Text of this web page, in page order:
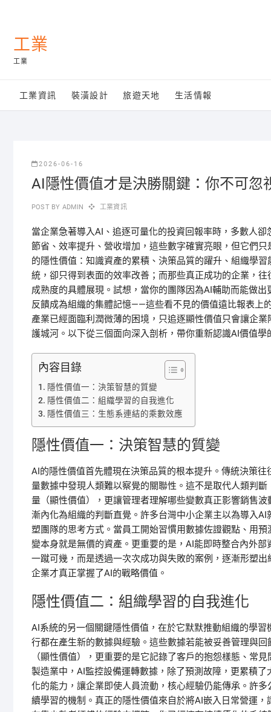
content工業
工業
工業資訊 裝潢設計 旅遊天地 生活情報
2026-06-16
AI隱性價值才是決勝關鍵：你不可忽
POST BY ADMIN 工業資訊
當企業急著導入AI、追逐可量化的投資回報率時，多數人
節省、效率提升、營收增加，這些數字確實亮眼，但它們
的隱性價值：知識資產的累積、決策品質的躍升、組織學
統，卻只得到表面的效率改善；而那些真正成功的企業，
成熟度的具體展現。試想，當你的團隊因為AI輔助而能做
反饋成為組織的集體記憶——這些看不見的價值遠比報表上
產業已經面臨利潤微薄的困境，只追逐顯性價值只會讓企
護城河。以下從三個面向深入剖析，帶你重新認識AI價值學
內容目錄
隱性價值一：決策智慧的質變
隱性價值二：組織學習的自我進化
隱性價值三：生態系連結的乘數效應
隱性價值一：決策智慧的質變
AI的隱性價值首先體現在決策品質的根本提升。傳統決策
量數據中發現人類難以察覺的關聯性。這不是取代人類判
量（顯性價值），更讓管理者理解哪些變數真正影響銷售
漸內化為組織的判斷直覺。許多台灣中小企業主以為導入
塑團隊的思考方式。當員工開始習慣用數據佐證觀點、用
變本身就是無價的資產。更重要的是，AI能即時整合內外
一蹴可幾，而是透過一次次成功與失敗的案例，逐漸形塑
企業才真正掌握了AI的戰略價值。
隱性價值二：組織學習的自我進化
AI系統的另一個關鍵隱性價值，在於它默默推動組織的學
行都在產生新的數據與經驗。這些數據若能被妥善管理與
（顯性價值），更重要的是它記錄了客戶的抱怨樣態、常
製造業中，AI監控設備運轉數據，除了預測故障，更累積
化的能力，讓企業即使人員流動，核心經驗仍能傳承。許
續學習的機制。真正的隱性價值來自於將AI嵌入日常營運